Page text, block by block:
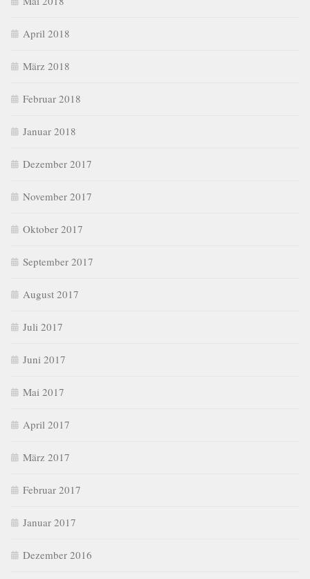
April 2018
März 2018
Februar 2018
Januar 2018
Dezember 2017
November 2017
Oktober 2017
September 2017
August 2017
Juli 2017
Juni 2017
Mai 2017
April 2017
März 2017
Februar 2017
Januar 2017
Dezember 2016